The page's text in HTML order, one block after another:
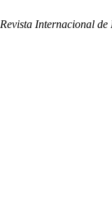
Revista Internacional de